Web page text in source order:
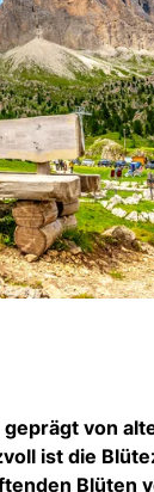
von
ist die
Blüten